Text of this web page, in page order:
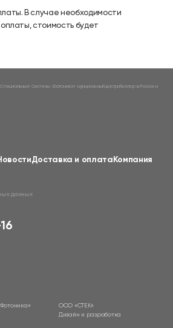
В случае необходимости
стоимость будет
Системы. Фотоника» официальный дистрибьютор в России и
Доставка и оплатаКомпания
данных
ООО «СТЕК»
Дизайн и разработка